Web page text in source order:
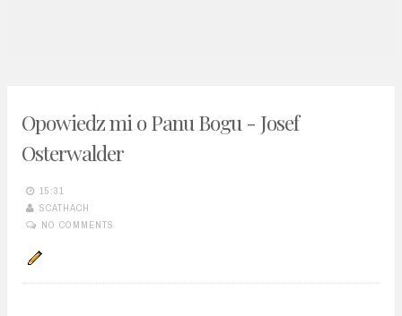
Opowiedz mi o Panu Bogu - Josef
Osterwalder
15:31
SCATHACH
NO COMMENTS